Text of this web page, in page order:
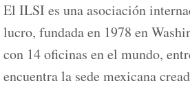
El ILSI es una asociación
lucro, fundada en 1978 en
con 14 oficinas en el mundo,
encuentra la sede mexicana